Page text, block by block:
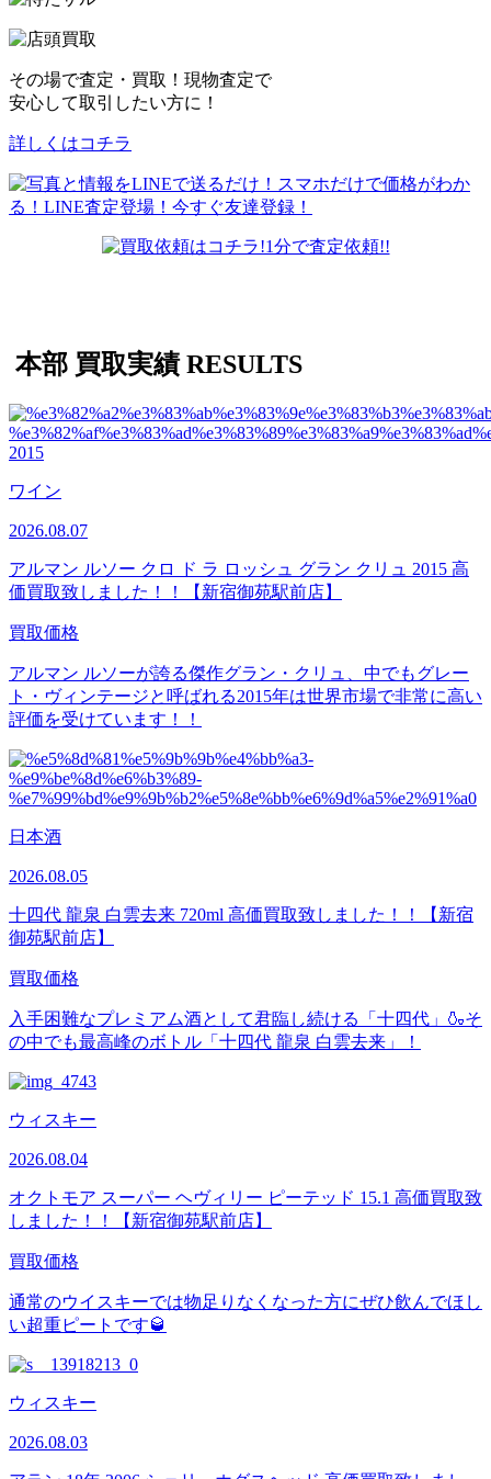
その場で査定・買取！現物査定で
安心して取引したい方に！
詳しくはコチラ
本部 買取実績RESULTS
ワイン
2026.08.07
アルマン ルソー クロ ド ラ ロッシュ グラン クリュ 2015 高
価買取致しました！！【新宿御苑駅前店】
買取価格
アルマン ルソーが誇る傑作グラン・クリュ、中でもグレー
ト・ヴィンテージと呼ばれる2015年は世界市場で非常に高い
評価を受けています！！
日本酒
2026.08.05
十四代 龍泉​ 白雲去来 720ml 高価買取致しました！！【新宿
御苑駅前店】
買取価格
入手困難なプレミアム酒として君臨し続ける「十四代」🍶そ
の中でも最高峰のボトル「十四代 龍泉 白雲去来」！
ウィスキー
2026.08.04
オクトモア スーパー ヘヴィリー ピーテッド 15.1 高価買取致
しました！！【新宿御苑駅前店】
買取価格
通常のウイスキーでは物足りなくなった方にぜひ飲んでほし
い超重ピートです🥃
ウィスキー
2026.08.03